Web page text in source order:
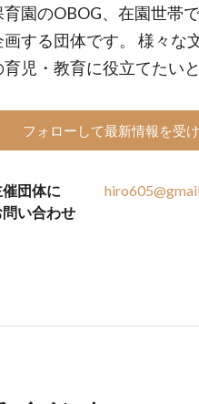
育園のOBOG、在園世帯
画する団体です。 様々な
育児・教育に役立てたい
フォローして最新情報を受
催団体に
問い合わせ